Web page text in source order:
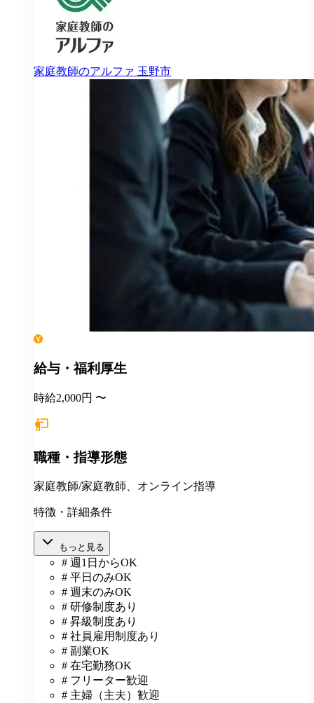
家庭教師のアルファ 玉野市
給与・福利厚生
時給2,000円 〜
職種・指導形態
家庭教師/家庭教師、オンライン指導
特徴・詳細条件
もっと見る
# 週1日からOK
# 平日のみOK
# 週末のみOK
# 研修制度あり
# 昇級制度あり
# 社員雇用制度あり
# 副業OK
# 在宅勤務OK
# フリーター歓迎
# 主婦（主夫）歓迎